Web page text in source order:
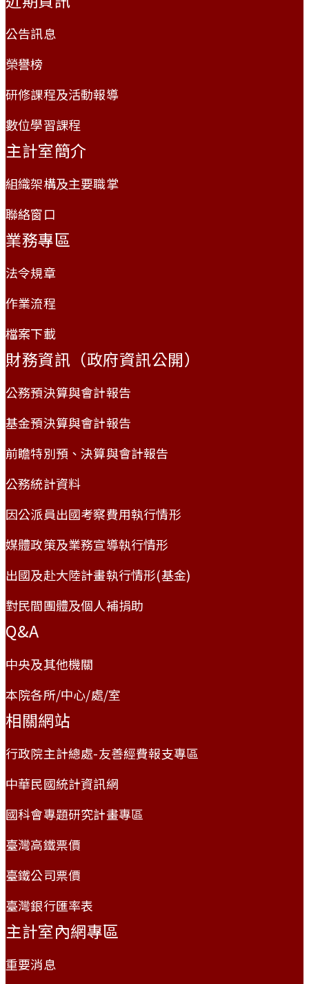
公告訊息
榮譽榜
研修課程及活動報導
數位學習課程
主計室簡介
組織架構及主要職掌
聯絡窗口
業務專區
法令規章
作業流程
檔案下載
財務資訊（政府資訊公開）
公務預決算與會計報告
基金預決算與會計報告
前瞻特別預、決算與會計報告
公務統計資料
因公派員出國考察費用執行情形
媒體政策及業務宣導執行情形
出國及赴大陸計畫執行情形(基金)
對民間團體及個人補捐助
Q&A
中央及其他機關
本院各所/中心/處/室
相關網站
行政院主計總處-友善經費報支專區
中華民國統計資訊網
國科會專題研究計畫專區
臺灣高鐵票價
臺鐵公司票價
臺灣銀行匯率表
主計室內網專區
重要消息